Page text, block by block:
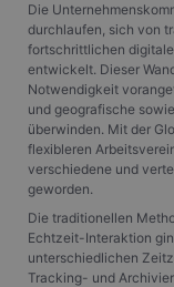
Die
durchlaufen, sich von
fortschrittlichen
entwickelt. Dieser
Notwendigkeit
und geografische
überwinden. Mit der
flexibleren
verschiedene und
geworden.
Die traditionellen
Echtzeit-Interaktion
unterschiedlichen
Tracking- und